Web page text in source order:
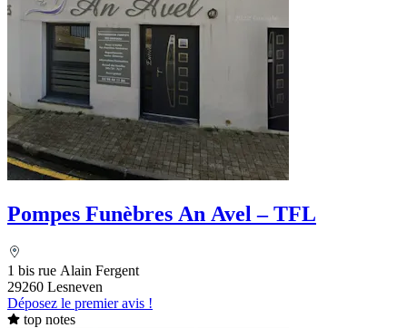
Pompes Funèbres An Avel – TFL
1 bis rue Alain Fergent
29260 Lesneven
Déposez le premier avis !
top notes